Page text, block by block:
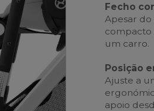
Fecho
Apesar
compacto
um carro.
Posição
Ajuste a
apoio